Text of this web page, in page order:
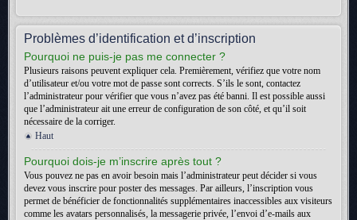
Problèmes d’identification et d’inscription
Pourquoi ne puis-je pas me connecter ?
Plusieurs raisons peuvent expliquer cela. Premièrement, vérifiez que votre nom
d’utilisateur et/ou votre mot de passe sont corrects. S’ils le sont, contactez
l’administrateur pour vérifier que vous n’avez pas été banni. Il est possible aussi
que l’administrateur ait une erreur de configuration de son côté, et qu’il soit
nécessaire de la corriger.
Haut
Pourquoi dois-je m’inscrire après tout ?
Vous pouvez ne pas en avoir besoin mais l’administrateur peut décider si vous
devez vous inscrire pour poster des messages. Par ailleurs, l’inscription vous
permet de bénéficier de fonctionnalités supplémentaires inaccessibles aux visiteurs
comme les avatars personnalisés, la messagerie privée, l’envoi d’e-mails aux